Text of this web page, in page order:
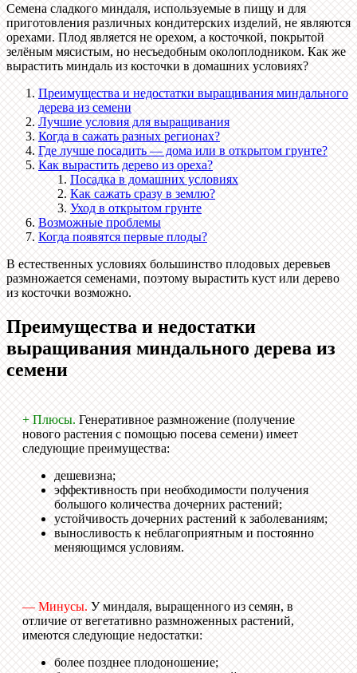
Семена сладкого миндаля, используемые в пищу и для
приготовления различных кондитерских изделий, не являются
орехами. Плод является не орехом, а косточкой, покрытой
зелёным мясистым, но несъедобным околоплодником. Как же
вырастить миндаль из косточки в домашних условиях?
Преимущества и недостатки выращивания миндального
дерева из семени
Лучшие условия для выращивания
Когда в сажать разных регионах?
Где лучше посадить — дома или в открытом грунте?
Как вырастить дерево из ореха?
Посадка в домашних условиях
Как сажать сразу в землю?
Уход в открытом грунте
Возможные проблемы
Когда появятся первые плоды?
В естественных условиях большинство плодовых деревьев
размножается семенами, поэтому вырастить куст или дерево
из косточки возможно.
Преимущества и недостатки
выращивания миндального дерева из
семени
+ Плюсы.Генеративное размножение (получение
нового растения с помощью посева семени) имеет
следующие преимущества:
дешевизна;
эффективность при необходимости получения
большого количества дочерних растений;
устойчивость дочерних растений к заболеваниям;
выносливость к неблагоприятным и постоянно
меняющимся условиям.
— Минусы. У миндаля, выращенного из семян, в
отличие от вегетативно размноженных растений,
имеются следующие недостатки:
более позднее плодоношение;